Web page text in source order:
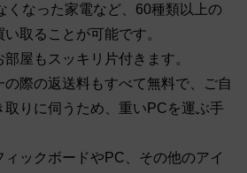
くなった家電など、60種類以上の
取ることが可能です。
部屋もスッキリ片付きます。
際の返送料もすべて無料で、ご自
りに伺うため、重いPCを運ぶ手
ックボードやPC、その他のアイ